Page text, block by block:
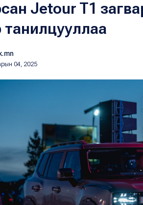
Jetour T1
танилцууллаа
04, 2025